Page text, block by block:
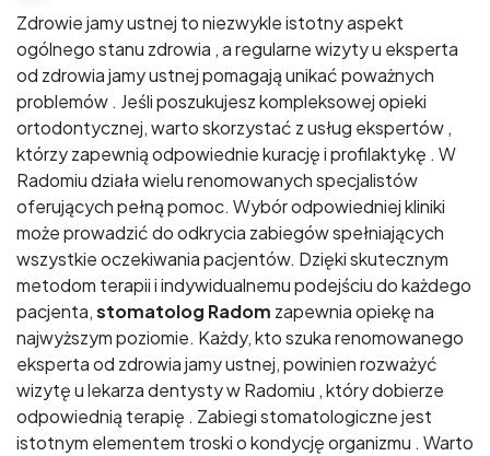
Zdrowie jamy ustnej to niezwykle istotny aspekt
ogólnego stanu zdrowia , a regularne wizyty u eksperta
od zdrowia jamy ustnej pomagają unikać poważnych
problemów . Jeśli poszukujesz kompleksowej opieki
ortodontycznej, warto skorzystać z usług ekspertów ,
którzy zapewnią odpowiednie kurację i profilaktykę . W
Radomiu działa wielu renomowanych specjalistów
oferujących pełną pomoc. Wybór odpowiedniej kliniki
może prowadzić do odkrycia zabiegów spełniających
wszystkie oczekiwania pacjentów. Dzięki skutecznym
metodom terapii i indywidualnemu podejściu do każdego
pacjenta,stomatolog Radom zapewnia opiekę na
najwyższym poziomie. Każdy, kto szuka renomowanego
eksperta od zdrowia jamy ustnej, powinien rozważyć
wizytę u lekarza dentysty w Radomiu , który dobierze
odpowiednią terapię . Zabiegi stomatologiczne jest
istotnym elementem troski o kondycję organizmu . Warto